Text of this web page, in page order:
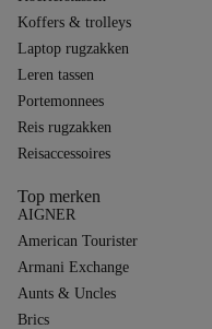
Koffers & trolleys
Laptop rugzakken
Leren tassen
Portemonnees
Reis rugzakken
Reisaccessoires
Top merken
AIGNER
American Tourister
Armani Exchange
Aunts & Uncles
Brics